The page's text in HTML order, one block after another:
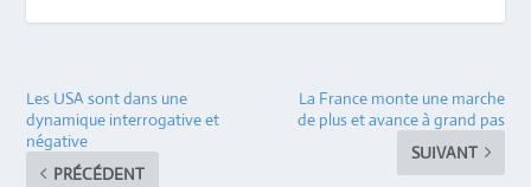
Les USA sont dans une
dynamique interrogative et
négative
PRÉCÉDENT
La France monte une marche
de plus et avance à grand pas
SUIVANT